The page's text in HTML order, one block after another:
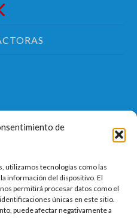
de
utilizamos tecnologías como las
información del dispositivo. El
permitirá procesar datos como el
únicas en este sitio.
puede afectar negativamente a
de marketing y
contenido